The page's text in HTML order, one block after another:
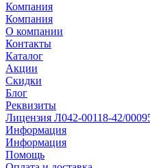
Компания
Компания
О компании
Контакты
Каталог
Акции
Скидки
Блог
Реквизиты
Лицензия Л042-00118-42/
Информация
Информация
Помощь